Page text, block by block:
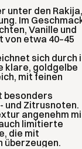
unter den Rakija,
Im
Vanille und
von etwa 40–45
sich durch
klare, goldgelbe
mit feinen
besonders
und Zitrusnoten.
angenehm
limitierte
die mit
überzeugen.